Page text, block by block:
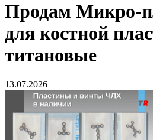
Продам Микро-
для костной
титановые
13.07.2026